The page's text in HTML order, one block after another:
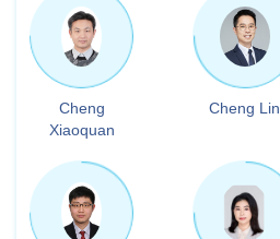
Cheng
Xiaoquan
Cheng Lin